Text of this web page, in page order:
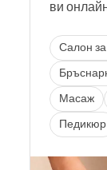
ви
Салон
Масаж
Педикюр